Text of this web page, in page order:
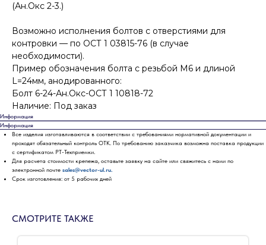
(Ан.Окс 2-3.)
Возможно исполнения болтов с отверстиями для
контровки — по ОСТ 1 03815-76 (в случае
необходимости).
Пример обозначения болта с резьбой М6 и длиной
L=24мм, анодированного:
Болт 6-24-Ан.Окс-ОСТ 1 10818-72
Наличие: Под заказ
Информация
Информация
Все изделия изготавливаются в соответствии с требованиями нормативной документации и
проходят обязательный контроль ОТК. По требованию заказчика возможна поставка продукции
с сертификатом РТ-Техприемки.
Для расчета стоимости крепежа, оставьте заявку на сайте или свяжитесь с нами по
электронной почте sales@vector-ul.ru.
Срок изготовления: от 5 рабочих дней
СМОТРИТЕ ТАКЖЕ